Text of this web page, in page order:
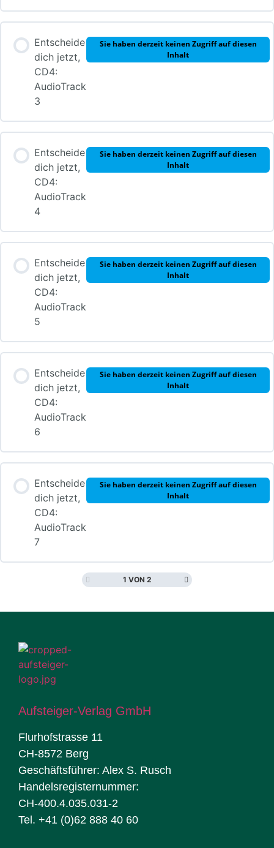
Entscheide
dich jetzt,
CD4:
AudioTrack
3
Sie haben derzeit keinen Zugriff auf diesen
Inhalt
Entscheide
dich jetzt,
CD4:
AudioTrack
4
Sie haben derzeit keinen Zugriff auf diesen
Inhalt
Entscheide
dich jetzt,
CD4:
AudioTrack
5
Sie haben derzeit keinen Zugriff auf diesen
Inhalt
Entscheide
dich jetzt,
CD4:
AudioTrack
6
Sie haben derzeit keinen Zugriff auf diesen
Inhalt
Entscheide
dich jetzt,
CD4:
AudioTrack
7
Sie haben derzeit keinen Zugriff auf diesen
Inhalt
1 VON 2
Aufsteiger-Verlag GmbH
Flurhofstrasse 11
CH-8572 Berg
Geschäftsführer: Alex S. Rusch
Handelsregisternummer:
CH-400.4.035.031-2
Tel. +41 (0)62 888 40 60